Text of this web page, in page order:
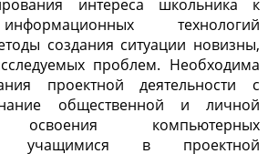
интереса школьника к
технологий
создания ситуации новизны,
проблем. Необходима
проектной деятельности с
общественной и личной
освоения компьютерных
учащимися в проектной